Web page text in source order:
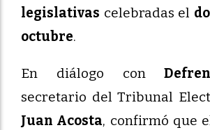
legislativas celebradas el
octubre.
En diálogo con
secretario del Tribunal
Juan Acosta, confirmó que